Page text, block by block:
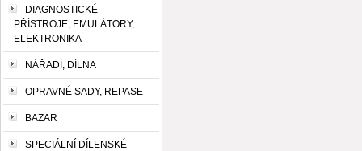
DIAGNOSTICKÉ
PŘÍSTROJE, EMULÁTORY,
ELEKTRONIKA
NÁŘADÍ, DÍLNA
OPRAVNÉ SADY, REPASE
BAZAR
SPECIÁLNÍ DÍLENSKÉ